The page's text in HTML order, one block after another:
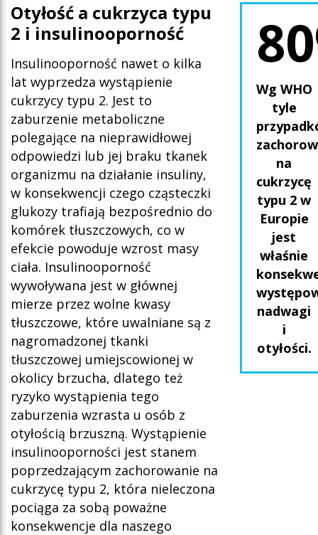
Otyłość a cukrzyca typu
2 i insulinooporność
Insulinooporność nawet o kilka
lat wyprzedza wystąpienie
cukrzycy typu 2. Jest to
zaburzenie metaboliczne
polegające na nieprawidłowej
odpowiedzi lub jej braku tkanek
organizmu na działanie insuliny,
w konsekwencji czego cząsteczki
glukozy trafiają bezpośrednio do
komórek tłuszczowych, co w
efekcie powoduje wzrost masy
ciała. Insulinooporność
wywoływana jest w głównej
mierze przez wolne kwasy
tłuszczowe, które uwalniane są z
nagromadzonej tkanki
tłuszczowej umiejscowionej w
okolicy brzucha, dlatego też
ryzyko wystąpienia tego
zaburzenia wzrasta u osób z
otyłością brzuszną. Wystąpienie
insulinooporności jest stanem
poprzedzającym zachorowanie na
cukrzycę typu 2, która nieleczona
pociąga za sobą poważne
konsekwencje dla naszego
Wg WHO
tyle
na
cukrzycę
typu 2 w
Europie
jest
właśnie
nadwagi
i
otyłości.